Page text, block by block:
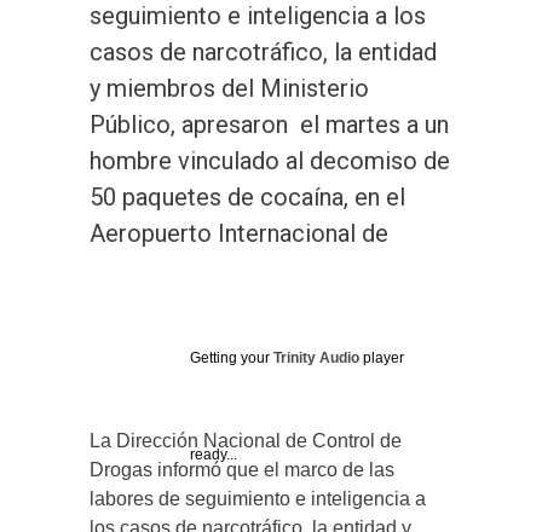
seguimiento e inteligencia a los
casos de narcotráfico, la entidad
y miembros del Ministerio
Público, apresaron el martes a un
hombre vinculado al decomiso de
50 paquetes de cocaína, en el
Aeropuerto Internacional de
Getting your Trinity Audio player
ready...
La Dirección Nacional de Control de
Drogas informó que el marco de las
labores de seguimiento e inteligencia a
los casos de narcotráfico, la entidad y